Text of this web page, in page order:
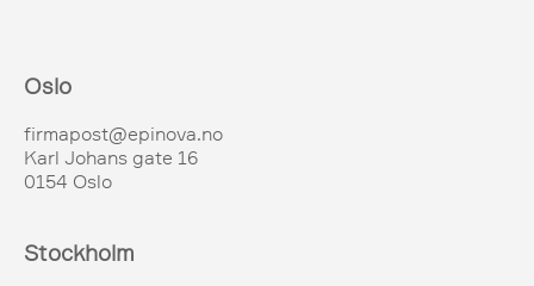
Oslo
firmapost@epinova.no
Karl Johans gate 16
0154 Oslo
Stockholm